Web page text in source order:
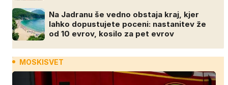
Na Jadranu še vedno obstaja kraj, kjer
lahko dopustujete poceni: nastanitev že
od 10 evrov, kosilo za pet evrov
MOSKISVET